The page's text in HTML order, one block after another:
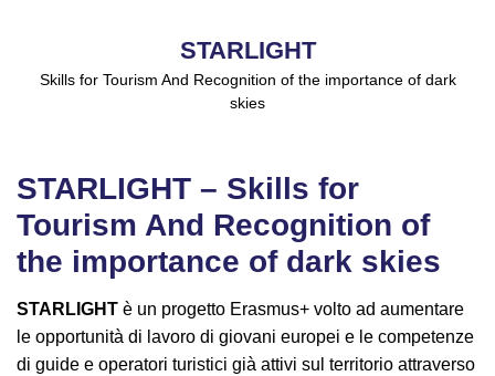
STARLIGHT
Skills for Tourism And Recognition of the importance of dark
skies
STARLIGHT – Skills for
Tourism And Recognition of
the importance of dark skies
STARLIGHT è un progetto Erasmus+ volto ad aumentare
le opportunità di lavoro di giovani europei e le competenze
di guide e operatori turistici già attivi sul territorio attraverso